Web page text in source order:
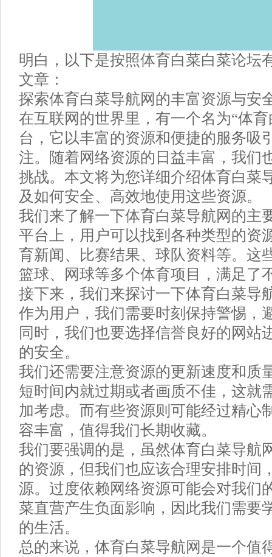
明白，以下是按照体育白菜白菜论坛
文章：
探索体育白菜导航网的丰富资源与安
在互联网的世界里，有一个名为“体
台，它以丰富的资源和便捷的服务吸
注。随着网络资源的日益丰富，我们
挑战。本文将为您详细介绍体育白菜
及如何安全、高效地使用这些资源。
我们来了解一下体育白菜导航网的主
平台上，用户可以找到各种类型的资
育新闻、比赛结果、球队资料等。这
篮球、网球等多个体育项目，满足了
接下来，我们来探讨一下体育白菜导
作为用户，我们需要时刻保持警惕，
同时，我们也要选择信誉良好的网站
的安全。
我们还需要注意资源的更新速度和质
短时间内就过期或者画质不佳，这就
加考虑。而有些资源则可能经过精心
容丰富，值得我们长期收藏。
我们要强调的是，虽然体育白菜导航
的资源，但我们也应该合理安排时间
源。过度依赖网络资源可能会对我们
菜直营产生负面影响，因此我们需要
的生活。
总的来说，体育白菜导航网是一个值